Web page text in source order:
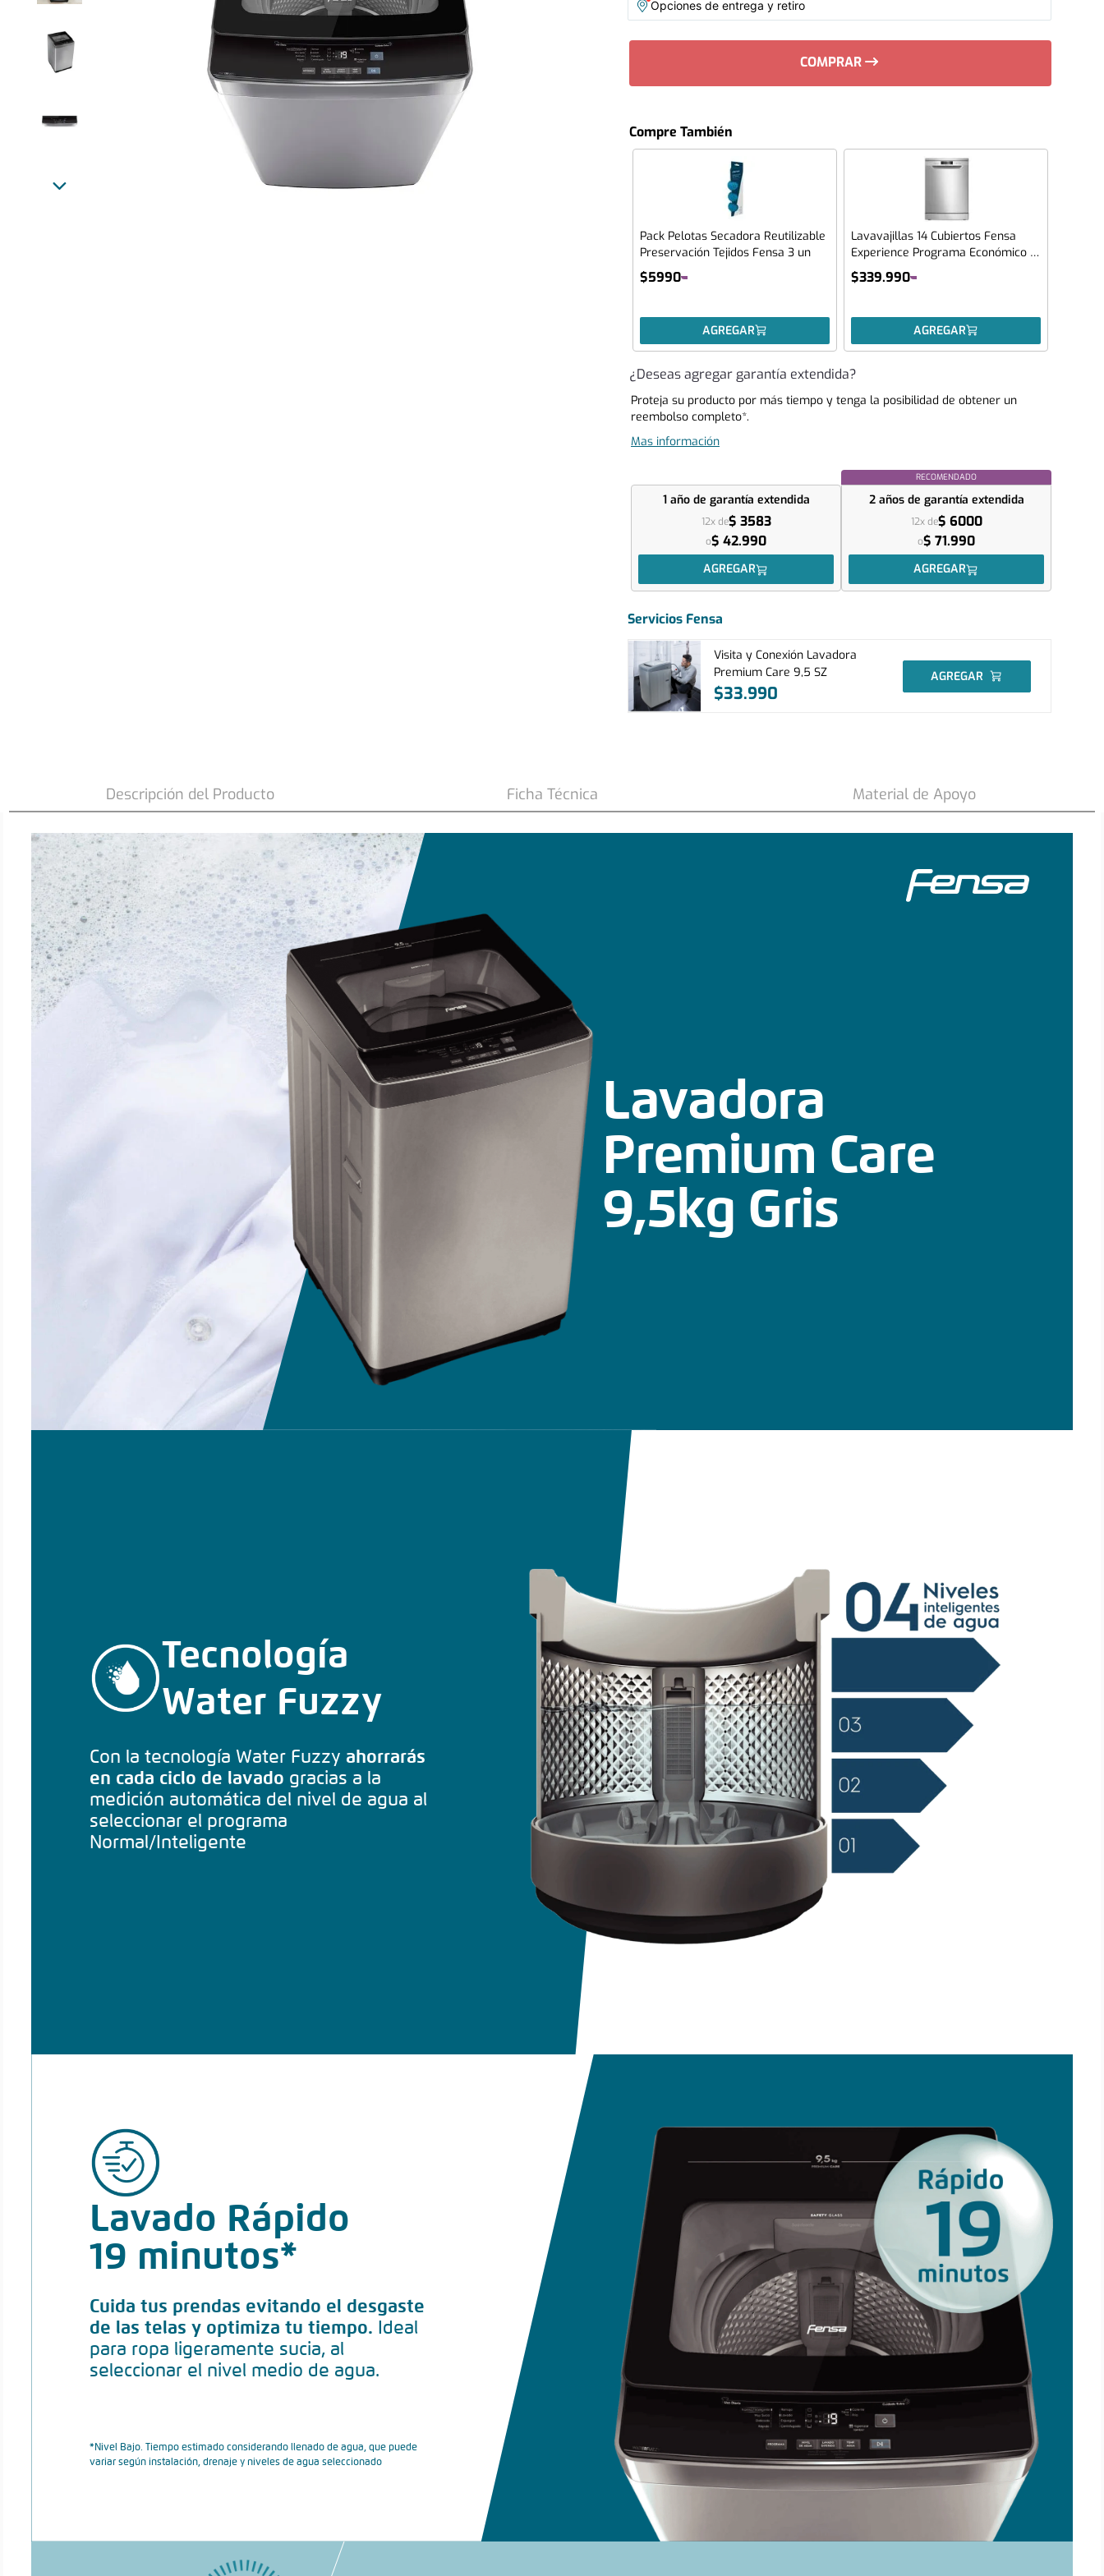
Opciones de entrega y retiro
COMPRAR
Compre También
Pack Pelotas Secadora Reutilizable
Preservación Tejidos Fensa 3 un
$5990
AGREGAR
Lavavajillas 14 Cubiertos Fensa
Experience Programa Económico y
Panel Digital 14SZ Inox
$339.990
AGREGAR
¿Deseas agregar garantía extendida?
Proteja su producto por más tiempo y tenga la posibilidad de obtener un
reembolso completo*.
Mas información
1 año de garantía extendida
12x de$ 3583
o$ 42.990
AGREGAR
RECOMENDADO
2 años de garantía extendida
12x de$ 6000
o$ 71.990
AGREGAR
Servicios Fensa
Visita y Conexión Lavadora
Premium Care 9,5 SZ
$33.990
AGREGAR
Descripción del Producto Ficha Técnica Material de Apoyo